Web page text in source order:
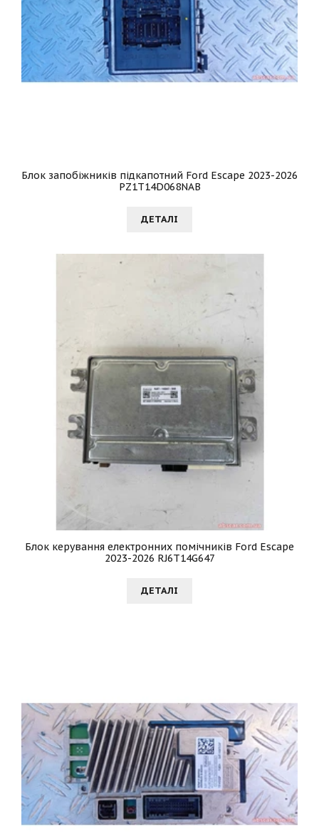
Блок запобіжників підкапотний Ford Escape 2023-2026
PZ1T14D068NAB
ДЕТАЛI
Блок керування електронних помічників Ford Escape
2023-2026 RJ6T14G647
ДЕТАЛI